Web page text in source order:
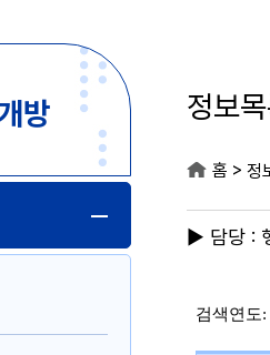
방 정보
홈 > 정
▶ 담당 :